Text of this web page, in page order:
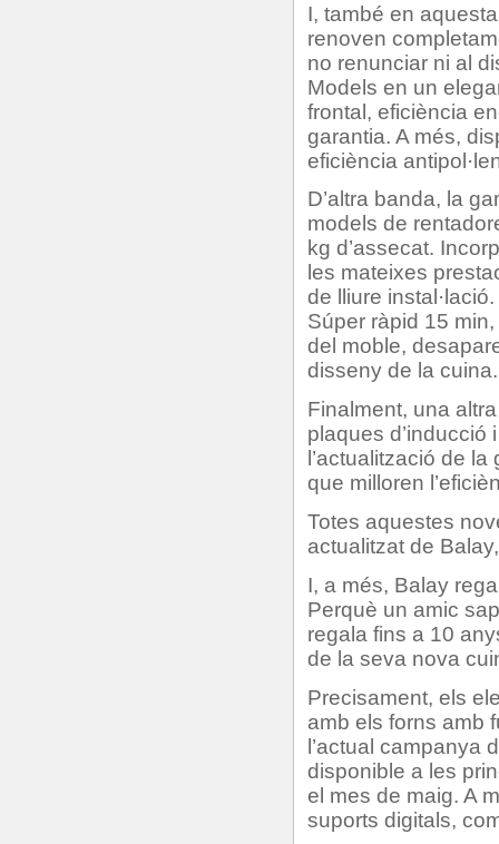
I, també en
renoven
no renunciar ni al
Models en un
frontal, eficiència
garantia. A més,
eficiència
D’altra banda, la
models de
kg d’assecat.
les mateixes
de lliure
Súper ràpid 15
del moble,
disseny de la cuina.
Finalment, una
plaques d’inducció
l’actualització de
que milloren
Totes aquestes
actualitzat de
I, a més, Balay
Perquè un amic
regala fins a 10
de la seva nova
Precisament, els
amb els forns amb
l’actual campanya
disponible a les
el mes de maig. A
suports digitals,